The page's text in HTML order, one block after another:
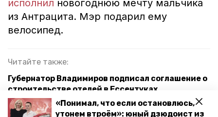
«Понимал, что если остановлюсь,
утонем втроём»: юный дзюдоист из
исполнил новогоднюю мечту мальчика
из Антрацита. Мэр подарил ему
велосипед.
Читайте также:
Губернатор Владимиров подписал соглашение о
строительстве отелей в Ессентуках
Новогоднюю ёлку на главной площади